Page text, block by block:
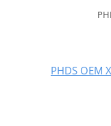
PHDS OEM